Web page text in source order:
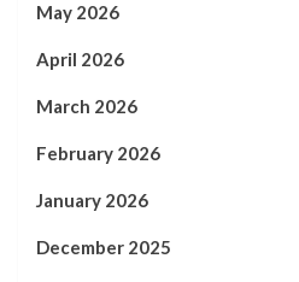
May 2026
April 2026
March 2026
February 2026
January 2026
December 2025